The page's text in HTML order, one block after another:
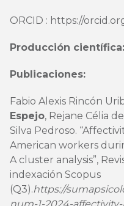
ORCID : https://
Producción científica:
Publicaciones:
Fabio Alexis Rincón
Espejo, Rejane Célia
Silva Pedroso.
American workers
A cluster analysis”,
indexación Scopus
(Q3).https://